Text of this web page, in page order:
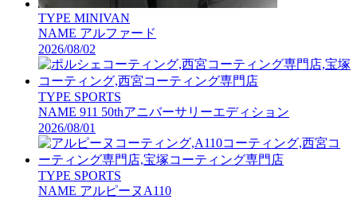
TYPE MINIVAN
NAME アルファード
2026/08/02
TYPE SPORTS
NAME 911 50thアニバーサリーエディション
2026/08/01
TYPE SPORTS
NAME アルピーヌA110